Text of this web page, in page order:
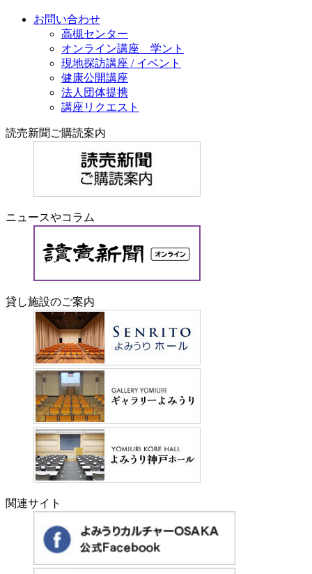
お問い合わせ
高槻センター
オンライン講座 学ント
現地探訪講座 / イベント
健康公開講座
法人団体提携
講座リクエスト
読売新聞ご購読案内
ニュースやコラム
貸し施設のご案内
関連サイト